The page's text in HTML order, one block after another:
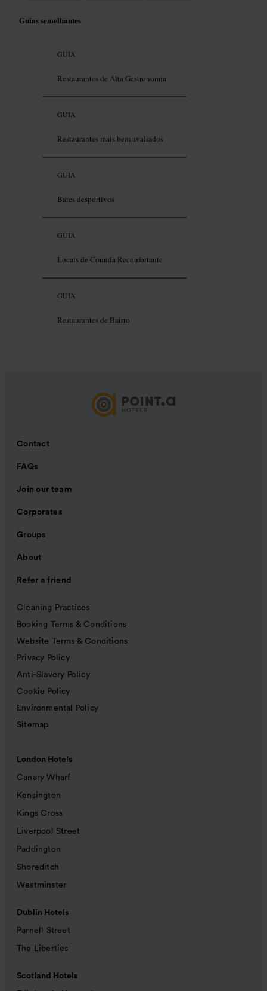
Guias semelhantes
GUIA
Restaurantes de Alta Gastronomia
GUIA
Restaurantes mais bem avaliados
GUIA
Bares desportivos
GUIA
Locais de Comida Reconfortante
GUIA
Restaurantes de Bairro
Contact
FAQs
Join our team
Corporates
Groups
About
Refer a friend
Cleaning Practices
Booking Terms & Conditions
Website Terms & Conditions
Privacy Policy
Anti-Slavery Policy
Cookie Policy
Environmental Policy
Sitemap
London Hotels
Canary Wharf
Kensington
Kings Cross
Liverpool Street
Paddington
Shoreditch
Westminster
Dublin Hotels
Parnell Street
The Liberties
Scotland Hotels